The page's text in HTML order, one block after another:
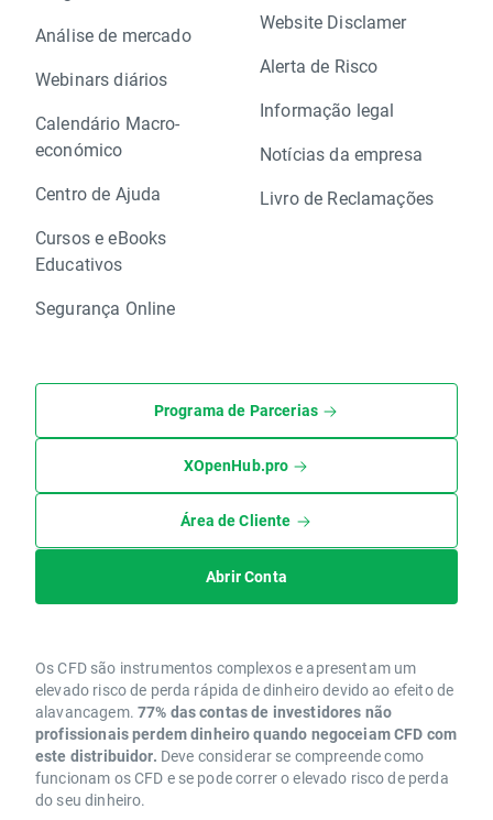
Análise de mercado
Webinars diários
Calendário Macro-
económico
Centro de Ajuda
Cursos e eBooks
Educativos
Segurança Online
Website Disclamer
Alerta de Risco
Informação legal
Notícias da empresa
Livro de Reclamações
Programa de Parcerias
XOpenHub.pro
Área de Cliente
Abrir Conta
Os CFD são instrumentos complexos e apresentam um
elevado risco de perda rápida de dinheiro devido ao efeito de
alavancagem. 77% das contas de investidores não
profissionais perdem dinheiro quando negoceiam CFD com
este distribuidor. Deve considerar se compreende como
funcionam os CFD e se pode correr o elevado risco de perda
do seu dinheiro.